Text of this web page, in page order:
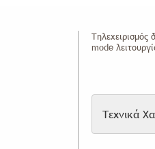
mode
Τεχνικά